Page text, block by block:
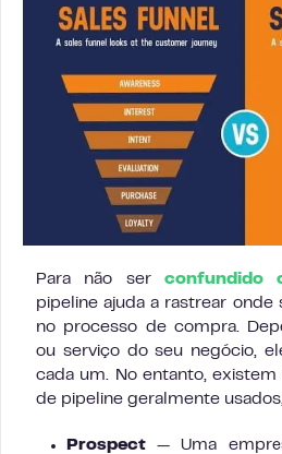
Para não ser confundido
pipeline ajuda a rastrear
no processo de compra.
ou serviço do seu negócio,
cada um. No entanto,
de pipeline geralmente
Prospect — Uma